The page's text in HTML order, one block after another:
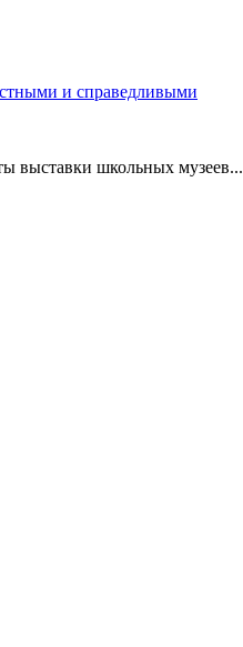
и справедливыми
выставки школьных музеев...